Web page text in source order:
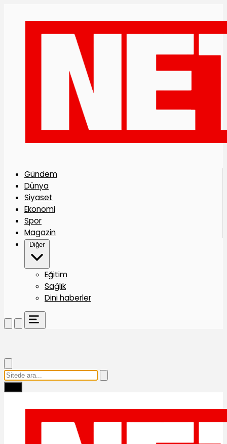
Gündem
Dünya
Siyaset
Ekonomi
Spor
Magazin
Diğer
Eğitim
Sağlık
Dini haberler